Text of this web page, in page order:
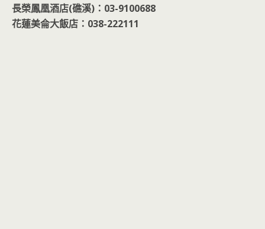
長榮鳳凰酒店(礁溪)：03-9100688
花蓮美侖大飯店：038-222111